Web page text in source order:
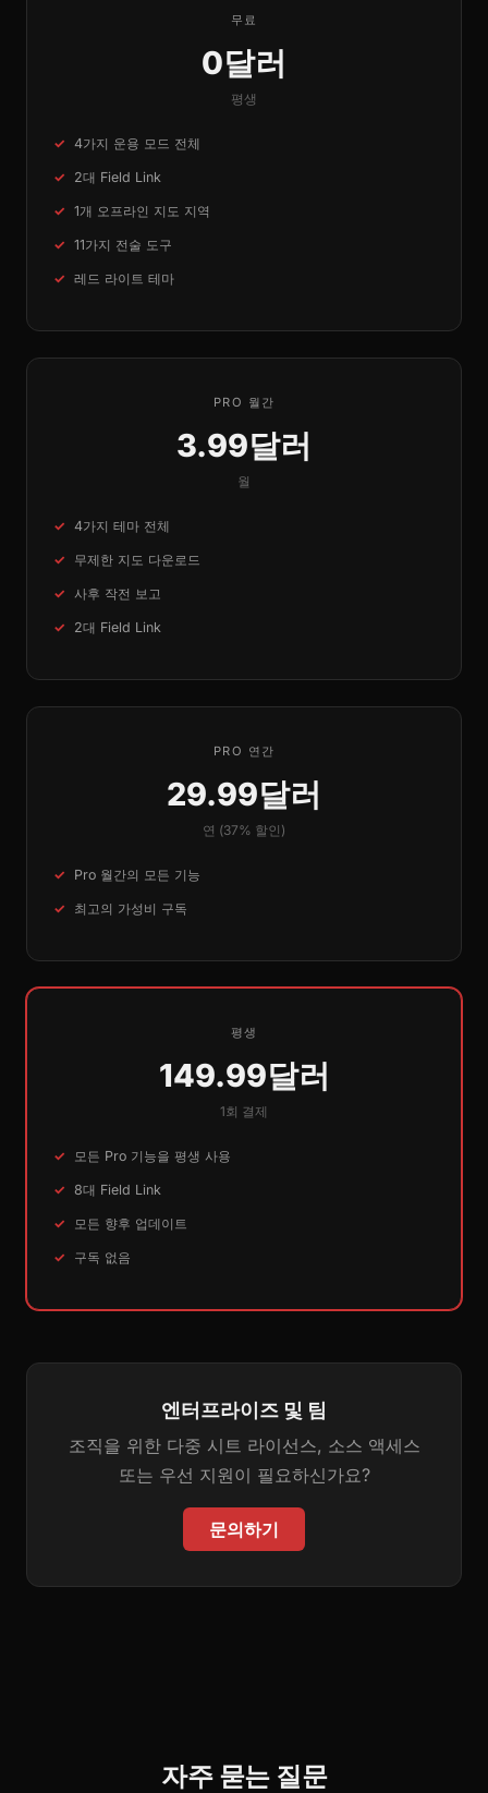
무료
0달러
평생
4가지 운용 모드 전체
2대 Field Link
1개 오프라인 지도 지역
11가지 전술 도구
레드 라이트 테마
PRO 월간
3.99달러
월
4가지 테마 전체
무제한 지도 다운로드
사후 작전 보고
2대 Field Link
PRO 연간
29.99달러
연 (37% 할인)
Pro 월간의 모든 기능
최고의 가성비 구독
평생
149.99달러
1회 결제
모든 Pro 기능을 평생 사용
8대 Field Link
모든 향후 업데이트
구독 없음
엔터프라이즈 및 팀
조직을 위한 다중 시트 라이선스, 소스 액세스
또는 우선 지원이 필요하신가요?
문의하기
자주 묻는 질문